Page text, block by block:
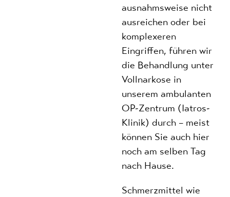
ausnahmsweise nicht
ausreichen oder bei
komplexeren
Eingriffen, führen wir
die Behandlung unter
Vollnarkose in
unserem ambulanten
OP-Zentrum (Iatros-
Klinik) durch – meist
können Sie auch hier
noch am selben Tag
nach Hause.
Schmerzmittel wie